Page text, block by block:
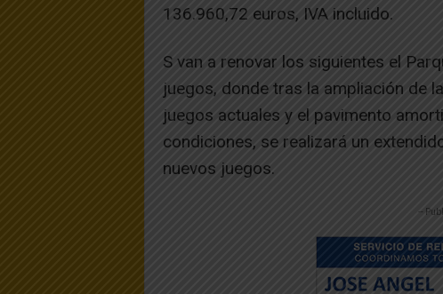
136.960,72 euros, IVA incluido.
S van a renovar los siguientes el
juegos, donde tras la ampliación de
juegos actuales y el pavimento
condiciones, se realizará un
nuevos juegos.
--